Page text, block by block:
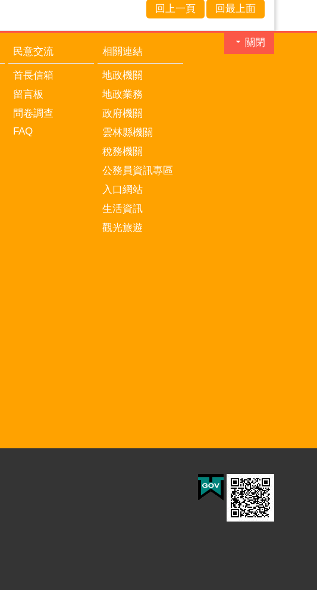
回上一頁 回最上面
關閉
民意交流
首長信箱
留言板
問卷調查
FAQ
相關連結
地政機關
地政業務
政府機關
雲林縣機關
稅務機關
公務員資訊專區
入口網站
生活資訊
觀光旅遊